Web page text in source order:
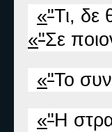
«"Τι, δε
«"Σε
«"Το
«"Η